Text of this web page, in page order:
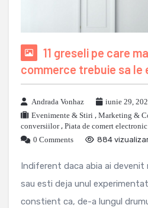
11 greseli pe care
commerce trebuie sa le
Andrada Vonhaz
iunie 29,
Evenimente & Stiri , Marketing &
conversiilor, Piata de comert electronic
0 Comments
884
Indiferent daca abia ai devenit
sau esti deja unul
constient ca, de-a lungul